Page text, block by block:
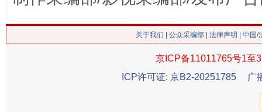
这是一记警钟！ 谢
关于我们 公众采编部 法律声明 | 中国
京ICP备11011765号1至
ICP许可证: 京B2-20251785
广